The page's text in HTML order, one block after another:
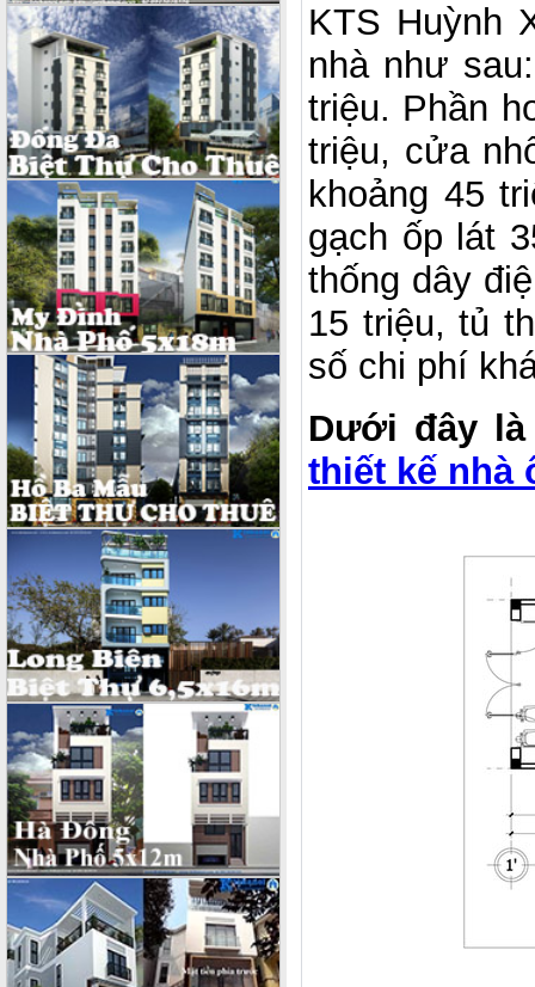
KTS Huỳnh
nhà như
triệu. Phần
triệu, cửa
khoảng 45
gạch ốp lát
thống dây
15 triệu, tủ
số chi phí
Dưới đây
thiết kế nhà